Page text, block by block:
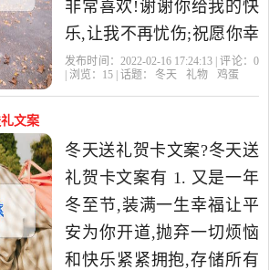
非常喜欢!谢谢你给我的快
乐,让我不再忧伤;祝愿你幸
福健康!开心快乐,谢谢你,
发布时间：2022-02-16 17:24:13 | 评论： 0
| 浏览： 15 | 话题： 冬天 礼物 鸡蛋
文案
冬天送礼贺卡文案?冬天送
礼贺卡文案有 1. 又是一年
冬至节,装满一生幸福让平
安为你开道,抛弃一切烦恼
和快乐紧紧拥抱,存储所有